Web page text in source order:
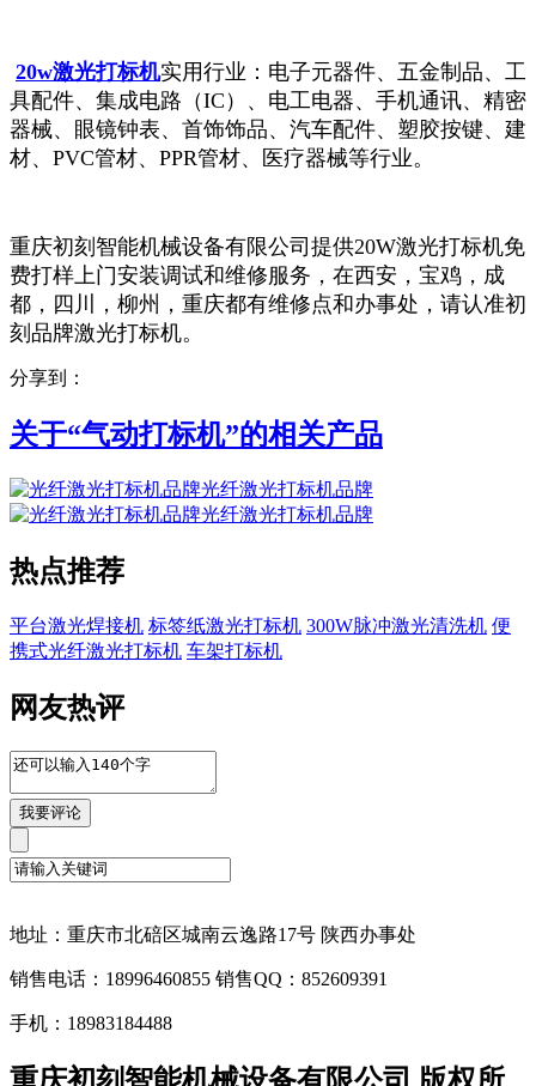
20w激光打标机实用行业：电子元器件、五金制品、工
具配件、集成电路（IC）、电工电器、手机通讯、精密
器械、眼镜钟表、首饰饰品、汽车配件、塑胶按键、建
材、PVC管材、PPR管材、医疗器械等行业。
重庆初刻智能机械设备有限公司提供20W激光打标机免
费打样上门安装调试和维修服务，在西安，宝鸡，成
都，四川，柳州，重庆都有维修点和办事处，请认准初
刻品牌激光打标机。
分享到：
关于“气动打标机”的相关产品
光纤激光打标机品牌
光纤激光打标机品牌
热点推荐
平台激光焊接机 标签纸激光打标机 300W脉冲激光清洗机 便
携式光纤激光打标机 车架打标机
网友热评
地址：重庆市北碚区城南云逸路17号 陕西办事处
销售电话：18996460855 销售QQ：852609391
手机：18983184488